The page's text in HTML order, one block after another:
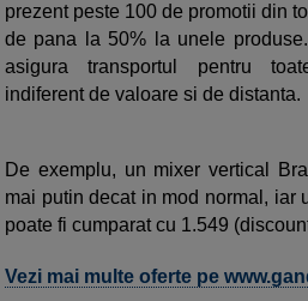
prezent peste 100 de promotii din
de pana la 50% la unele
asigura transportul pentru
indiferent de valoare si de distanta.
De exemplu, un mixer vertical
mai putin decat in mod normal, iar
poate fi cumparat cu 1.549
Vezi mai multe oferte pe